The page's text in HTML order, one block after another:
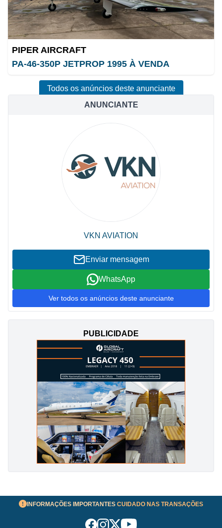
ANUNCIANTE
VKN AVIATION
Enviar mensagem
WhatsApp
Ver todos os anúncios deste anunciante
PUBLICIDADE
PIPER AIRCRAFT
PA-46-350P JETPROP 1995 À VENDA
Todos os anúncios deste anunciante
INFORMAÇÕES IMPORTANTES CUIDADO NAS TRANSAÇÕES